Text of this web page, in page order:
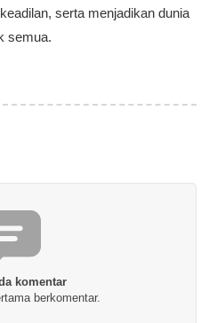
serta menjadikan dunia
semua.
komentar
berkomentar.